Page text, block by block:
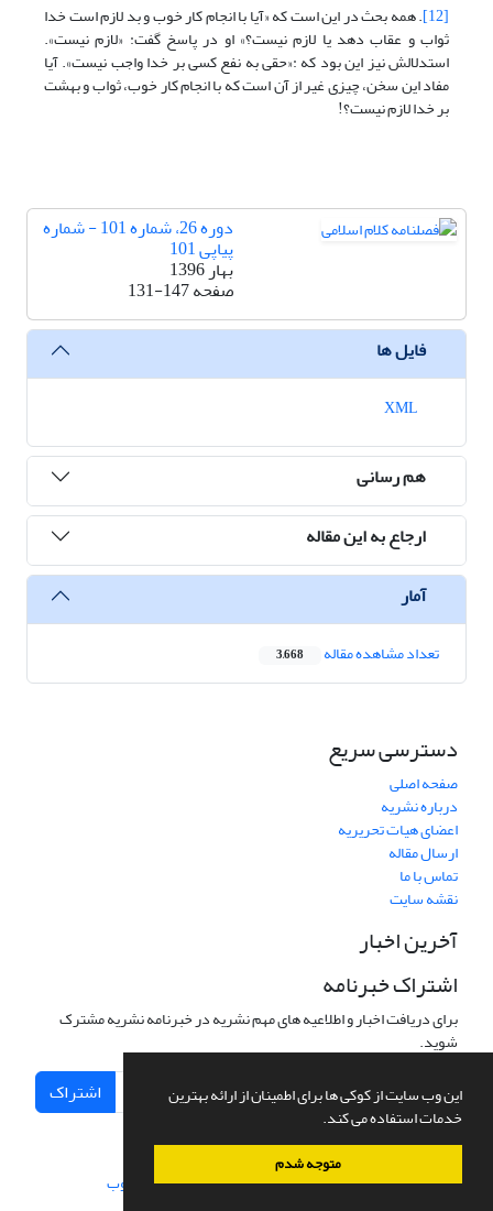
این وب سایت از کوکی ها برای اطمینان از ارائه بهترین
خدمات استفاده می کند.
متوجه شدم
[12]
. همه بحث در این است که «آیا با انجام کار خوب و بد لازم است خدا
ثواب و عقاب دهد یا لازم نیست؟» او در پاسخ گفت: «لازم نیست».
استدلالش نیز این بود که :«حقی به نفع کسی بر خدا واجب نیست». آیا
مفاد این سخن، چیزی غیر از آن است که با انجام کار خوب، ثواب و بهشت
بر خدا لازم نیست؟!
دوره 26، شماره 101 - شماره
پیاپی 101
بهار 1396
صفحه131-147
فایل ها
هم رسانی
ارجاع به این مقاله
آمار
تعداد مشاهده مقاله 3,668
دسترسی سریع
صفحه اصلی
درباره نشریه
اعضای هیات تحریریه
ارسال مقاله
تماس با ما
نقشه سایت
آخرین اخبار
اشتراک خبرنامه
برای دریافت اخبار و اطلاعیه های مهم نشریه در خبرنامه نشریه مشترک
شوید.
اشتراک
سامانه مدیریت نشریات علمی.طراحی و پیاده سازی از سیناوب